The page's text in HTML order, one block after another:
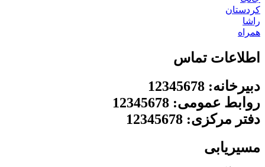
کردستان
راشا
همراه
اطلاعات تماس
دبیرخانه: 12345678
روابط عمومی: 12345678
دفتر مرکزی: 12345678
مسیریابی